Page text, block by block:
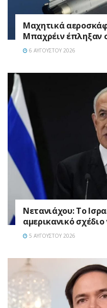
Mαχητικά
Μπαχρέιν έπληξαν
6 ΑΥΓΟΎΣΤΟΥ 2026
Νετανιάχου: Το
αμερικανικό
5 ΑΥΓΟΎΣΤΟΥ 2026